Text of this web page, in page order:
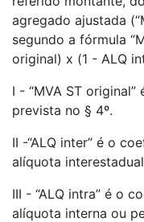
agregado ajustada
segundo a fórmula
original) x (1 - ALQ
I - “MVA ST
prevista no § 4º.
II -“ALQ inter” é o
alíquota
III - “ALQ intra” é o
alíquota interna ou